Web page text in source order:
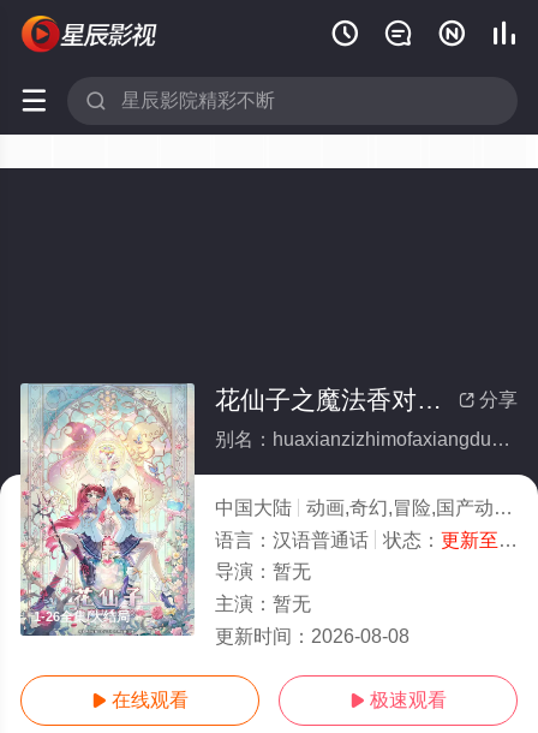
   
 
1-26全集/大结局
 分享
花仙子之魔法香对论(全集)
别名：huaxianzizhimofaxiangduilun
中国大陆 动画,奇幻,冒险,国产动漫
语言： 汉语普通话 状态： 更新至22集
导演： 暂无
主演： 暂无
更新时间： 2026-08-08
 在线观看  极速观看